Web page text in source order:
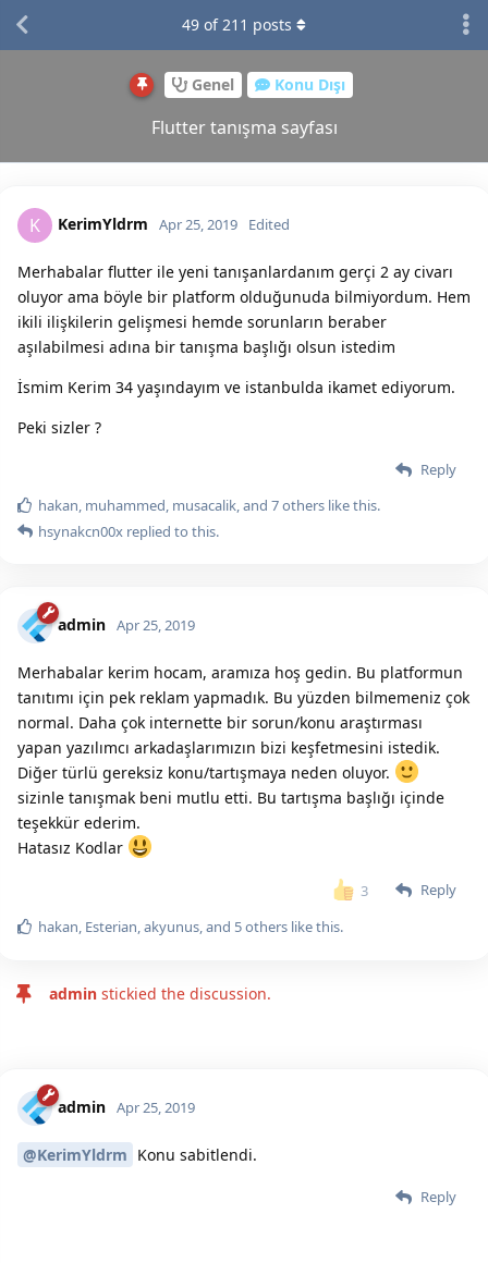
Genel Konu Dışı
Flutter tanışma sayfası
49 of211 posts
K KerimYldrm Apr 25, 2019 Edited
Merhabalar flutter ile yeni tanışanlardanım gerçi 2 ay civarı
oluyor ama böyle bir platform olduğunuda bilmiyordum. Hem
ikili ilişkilerin gelişmesi hemde sorunların beraber
aşılabilmesi adına bir tanışma başlığı olsun istedim
İsmim Kerim 34 yaşındayım ve istanbulda ikamet ediyorum.
Peki sizler ?
Reply
hakan, muhammed, musacalik, and 7others like this.
hsynakcn00x replied to this.
admin Apr 25, 2019
Merhabalar kerim hocam, aramıza hoş gedin. Bu platformun
tanıtımı için pek reklam yapmadık. Bu yüzden bilmemeniz çok
normal. Daha çok internette bir sorun/konu araştırması
yapan yazılımcı arkadaşlarımızın bizi keşfetmesini istedik.
Diğer türlü gereksiz konu/tartışmaya neden oluyor.
sizinle tanışmak beni mutlu etti. Bu tartışma başlığı içinde
teşekkür ederim.
Hatasız Kodlar
3
Reply
hakan, Esterian,akyunus, and 5others like this.
admin stickied the discussion.
admin Apr 25, 2019
@KerimYldrm Konu sabitlendi.
Reply